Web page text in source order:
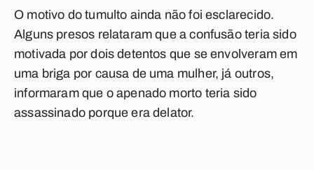
O motivo do tumulto ainda não foi esclarecido.
Alguns presos relataram que a confusão teria sido
motivada por dois detentos que se envolveram em
uma briga por causa de uma mulher, já outros,
informaram que o apenado morto teria sido
assassinado porque era delator.